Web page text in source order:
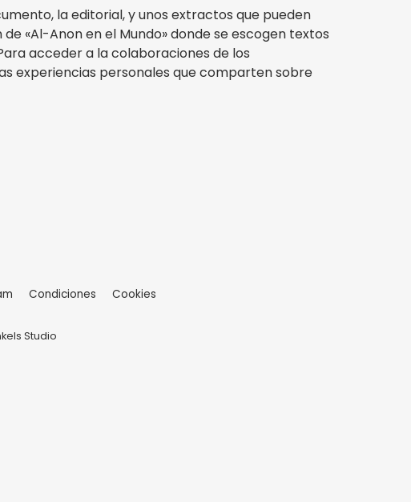
la editorial, y unos extractos que pueden
«Al-Anon en el Mundo» donde se escogen textos
acceder a la colaboraciones de los
experiencias personales que comparten sobre
Condiciones Cookies
Studio